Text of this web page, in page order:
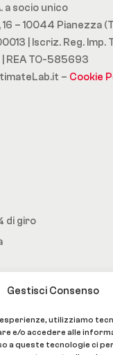
Gestisci Consenso
utilizziamo
e/o accedere alle
a queste tecnologie ci
a socio unico
– 10044 Pianezza
| Iscriz. Reg. Imp.
REA TO-585693
– Cookie
di giro